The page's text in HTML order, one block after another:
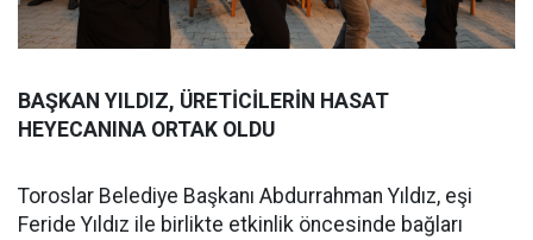
BAŞKAN YILDIZ, ÜRETİCİLERİN HASAT
HEYECANINA ORTAK OLDU
Toroslar Belediye Başkanı Abdurrahman Yıldız, eşi
Feride Yıldız ile birlikte etkinlik öncesinde bağları